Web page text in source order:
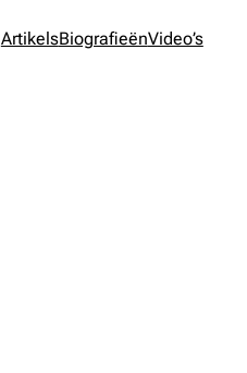
ArtikelsBiografieënVideo’s